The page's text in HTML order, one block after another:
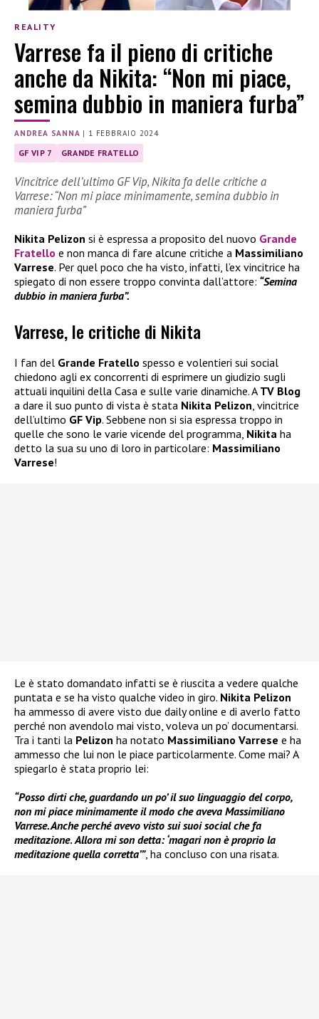
REALITY
Varrese fa il pieno di critiche
anche da Nikita: “Non mi piace,
semina dubbio in maniera furba”
ANDREA SANNA | 1 FEBBRAIO 2024
GF VIP 7 GRANDE FRATELLO
Vincitrice dell’ultimo GF Vip, Nikita fa delle critiche a
Varrese: “Non mi piace minimamente, semina dubbio in
maniera furba”
Nikita Pelizon si è espressa a proposito del nuovo Grande
Fratello e non manca di fare alcune critiche a Massimiliano
Varrese. Per quel poco che ha visto, infatti, l’ex vincitrice ha
spiegato di non essere troppo convinta dall’attore: “Semina
dubbio in maniera furba”.
Varrese, le critiche di Nikita
I fan del Grande Fratello spesso e volentieri sui social
chiedono agli ex concorrenti di esprimere un giudizio sugli
attuali inquilini della Casa e sulle varie dinamiche. A TV Blog
a dare il suo punto di vista è stata Nikita Pelizon, vincitrice
dell’ultimo GF Vip. Sebbene non si sia espressa troppo in
quelle che sono le varie vicende del programma, Nikita ha
detto la sua su uno di loro in particolare: Massimiliano
Varrese!
Le è stato domandato infatti se è riuscita a vedere qualche
puntata e se ha visto qualche video in giro. Nikita Pelizon
ha ammesso di avere visto due daily online e di averlo fatto
perché non avendolo mai visto, voleva un po’ documentarsi.
Tra i tanti la Pelizon ha notato Massimiliano Varrese e ha
ammesso che lui non le piace particolarmente. Come mai? A
spiegarlo è stata proprio lei:
“Posso dirti che, guardando un po’ il suo linguaggio del corpo,
non mi piace minimamente il modo che aveva Massimiliano
Varrese. Anche perché avevo visto sui suoi social che fa
meditazione.Allora mi son detta: ‘magari non è proprio la
meditazione quella corretta’”, ha concluso con una risata.